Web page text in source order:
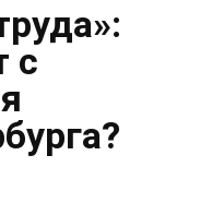
с